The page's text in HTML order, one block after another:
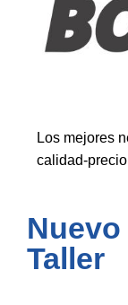
Los mejores
calidad-
Taller